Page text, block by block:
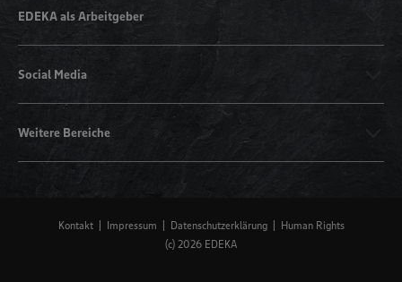
EDEKA als Arbeitgeber
Social Media
Weitere Bereiche
Kontakt Impressum Datenschutzerklärung
Human Rights
(c) 2026 EDEKA